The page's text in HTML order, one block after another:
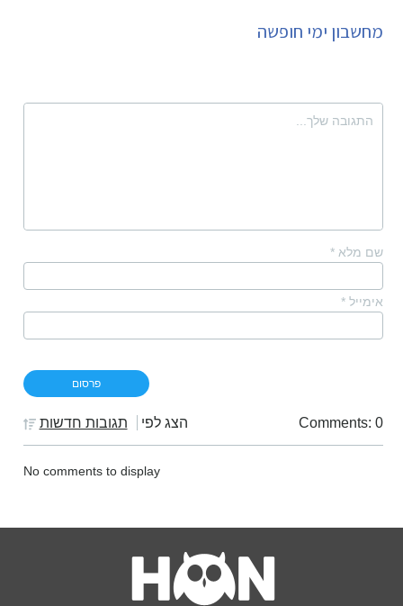
מחשבון ימי חופשה
שם מלא *
אימייל *
Comments: 0 הצג לפי תגובות חדשות
No comments to display